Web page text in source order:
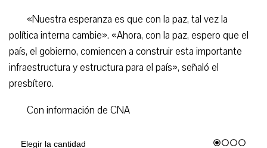
«Nuestra esperanza es que con la paz, tal vez la
política interna cambie». «Ahora, con la paz, espero que el
país, el gobierno, comiencen a construir esta importante
infraestructura y estructura para el país», señaló el
presbítero.
Con información de CNA